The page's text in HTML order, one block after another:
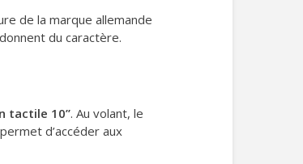
de la marque allemande
du caractère.
tactile 10’’. Au volant, le
d’accéder aux